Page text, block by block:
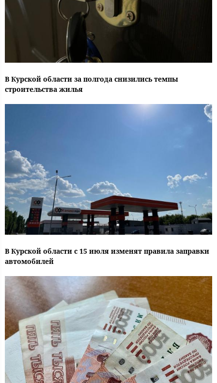
В Курской области за полгода снизились темпы
строительства жилья
В Курской области с 15 июля изменят правила заправки
автомобилей